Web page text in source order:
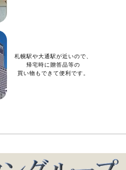
札幌駅や大通駅が近いので、
帰宅時に贈答品等の
買い物もできて便利です。